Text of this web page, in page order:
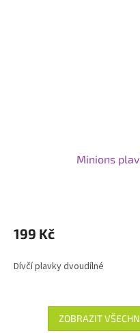
Minions
199 Kč
Dívčí plavky dvoudílné
ZOBRAZIT